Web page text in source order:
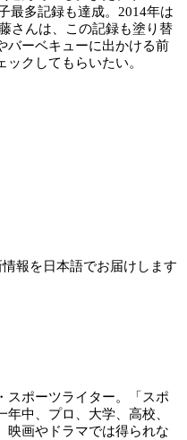
最多記録も達成。2014年は
さんは、この記録も塗り替
バーベキューに出かける前
クしてもらいたい。
報を日本語でお届けします
スポーツライター。「スポ
中、プロ、大学、高校、
映画やドラマでは得られな